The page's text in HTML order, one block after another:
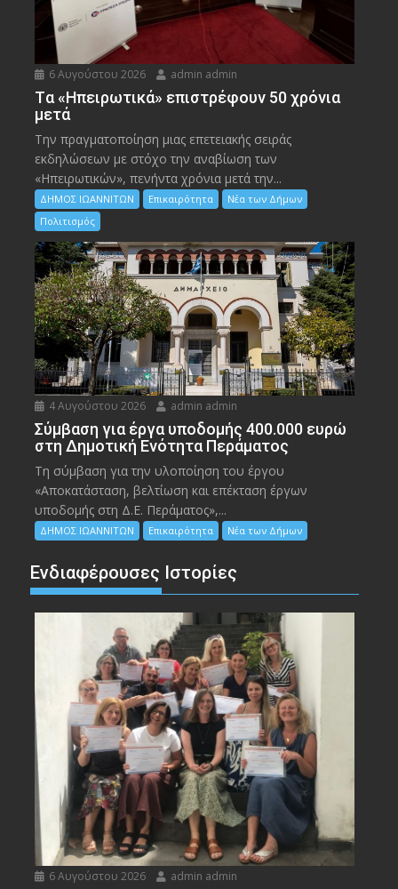
6 Αυγούστου 2026 admin admin
Tα «Ηπειρωτικά» επιστρέφουν 50 χρόνια
μετά
Την πραγματοποίηση μιας επετειακής σειράς
εκδηλώσεων με στόχο την αναβίωση των
«Ηπειρωτικών», πενήντα χρόνια μετά την...
ΔΗΜΟΣ ΙΩΑΝΝΙΤΩΝ Επικαιρότητα
Νέα των Δήμων
Πολιτισμός
4 Αυγούστου 2026 admin admin
Σύμβαση για έργα υποδομής 400.000 ευρώ
στη Δημοτική Ενότητα Περάματος
Τη σύμβαση για την υλοποίηση του έργου
«Αποκατάσταση, βελτίωση και επέκταση έργων
υποδομής στη Δ.Ε. Περάματος»,...
ΔΗΜΟΣ ΙΩΑΝΝΙΤΩΝ Επικαιρότητα Νέα των Δήμων
Ενδιαφέρουσες Ιστορίες
6 Αυγούστου 2026 admin admin